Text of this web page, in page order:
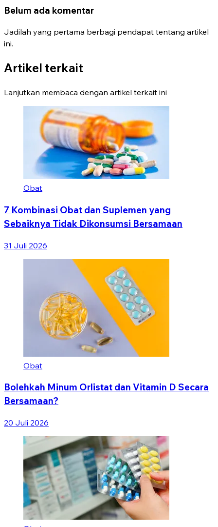
Belum ada komentar
Jadilah yang pertama berbagi pendapat tentang artikel
ini.
Artikel terkait
Lanjutkan membaca dengan artikel terkait ini
Obat
7 Kombinasi Obat dan Suplemen yang
Sebaiknya Tidak Dikonsumsi Bersamaan
31 Juli 2026
Obat
Bolehkah Minum Orlistat dan Vitamin D Secara
Bersamaan?
20 Juli 2026